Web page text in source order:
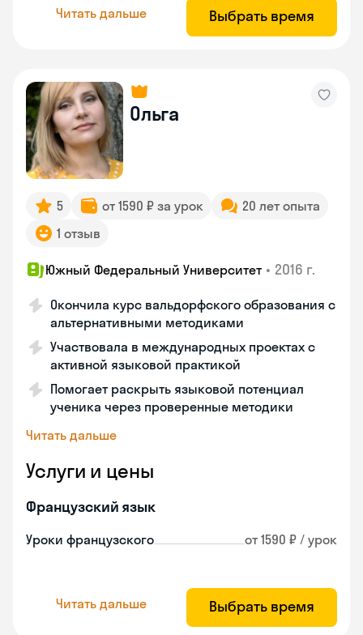
Читать дальше Выбрать время
Ольга
5 от 1590 ₽ за урок
20 лет опыта
1 отзыв
Южный Федеральный Университет • 2016 г.
Окончила курс вальдорфского образования с
альтернативными методиками
Участвовала в международных проектах с
активной языковой практикой
Помогает раскрыть языковой потенциал
ученика через проверенные методики
Читать дальше
Услуги и цены
Французский язык
Уроки французского от 1590 ₽ / урок
Читать дальше Выбрать время